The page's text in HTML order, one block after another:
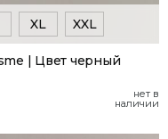
XL XXL
| Цвет черный
нет в
наличии